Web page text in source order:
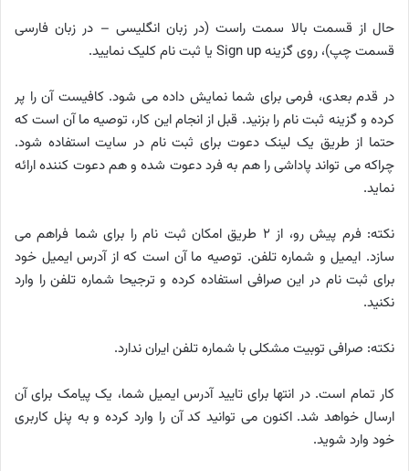
حال از قسمت بالا سمت راست (در زبان انگلیسی – در زبان فارسی
قسمت چپ)، روی گزینه Sign up یا ثبت نام کلیک نمایید.
در قدم بعدی، فرمی برای شما نمایش داده می شود. کافیست آن را پر
کرده و گزینه ثبت نام را بزنید. قبل از انجام این کار، توصیه ما آن است که
حتما از طریق یک لینک دعوت برای ثبت نام در سایت استفاده شود.
چراکه می تواند پاداشی را هم به فرد دعوت شده و هم دعوت کننده ارائه
نماید.
نکته: فرم پیش رو، از ۲ طریق امکان ثبت نام را برای شما فراهم می
سازد. ایمیل و شماره تلفن. توصیه ما آن است که از آدرس ایمیل خود
برای ثبت نام در این صرافی استفاده کرده و ترجیحا شماره تلفن را وارد
نکنید.
نکته: صرافی توبیت مشکلی با شماره تلفن ایران ندارد.
کار تمام است. در انتها برای تایید آدرس ایمیل شما، یک پیامک برای آن
ارسال خواهد شد. اکنون می توانید کد آن را وارد کرده و به پنل کاربری
خود وارد شوید.